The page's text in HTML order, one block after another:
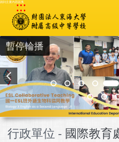
跳到主要內容區塊
:::
暫停輪播
行政單位 - 國際教育